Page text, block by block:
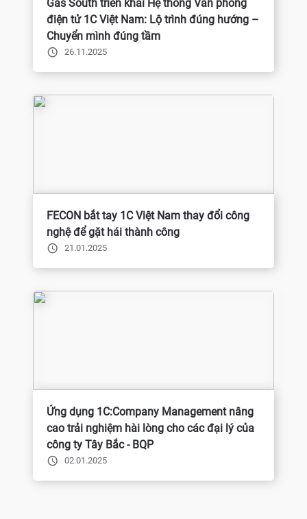
Gas South triển khai Hệ thống Văn phòng
điện tử 1C Việt Nam: Lộ trình đúng hướng –
Chuyển mình đúng tầm
26.11.2025
FECON bắt tay 1C Việt Nam thay đổi công
nghệ để gặt hái thành công
21.01.2025
Ứng dụng 1C:Company Management nâng
cao trải nghiệm hài lòng cho các đại lý của
công ty Tây Bắc - BQP
02.01.2025